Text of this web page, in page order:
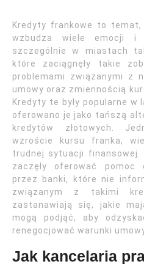
Kredyty frankowe to
wzbudza wiele emocji i
szczególnie w miastach
które zaciągnęły takie
problemami związanymi z
umowy oraz zmiennością
Kredyty te były popularne
oferowano je jako tańszą
kredytów złotowych.
wzroście kursu franka,
trudnej sytuacji finansowej.
zaczęły oferować pomoc
przez banki, które nie
związanym z takimi
zastanawiają się, jakie
mogą podjąć, aby
renegocjować warunki
Jak kancelaria